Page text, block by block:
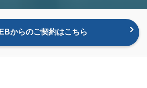
からのご契約はこちら